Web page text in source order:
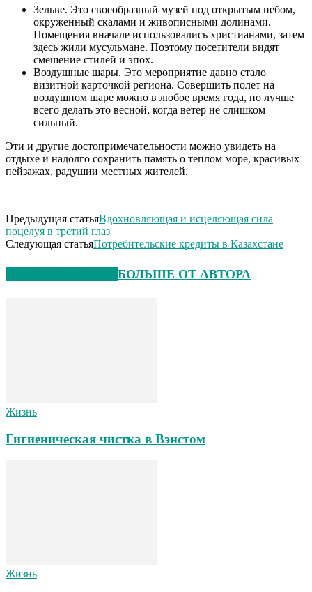
Зельве. Это своеобразный музей под открытым небом,
окруженный скалами и живописными долинами.
Помещения вначале использовались христианами, затем
здесь жили мусульмане. Поэтому посетители видят
смешение стилей и эпох.
Воздушные шары. Это мероприятие давно стало
визитной карточкой региона. Совершить полет на
воздушном шаре можно в любое время года, но лучше
всего делать это весной, когда ветер не слишком
сильный.
Эти и другие достопримечательности можно увидеть на
отдыхе и надолго сохранить память о теплом море, красивых
пейзажах, радушии местных жителей.
Предыдущая статьяВдохновляющая и исцеляющая сила
поцелуя в третий глаз
Следующая статьяПотребительские кредиты в Казахстане
БОЛЬШЕ ОТ АВТОРА
Жизнь
Гигиеническая чистка в Вэнстом
Жизнь